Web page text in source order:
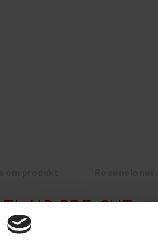
AIR PRE-CUT